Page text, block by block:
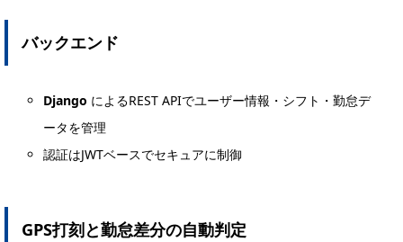
バックエンド
Django によるREST APIでユーザー情報・シフト・勤怠デ
ータを管理
認証はJWTベースでセキュアに制御
GPS打刻と勤怠差分の自動判定